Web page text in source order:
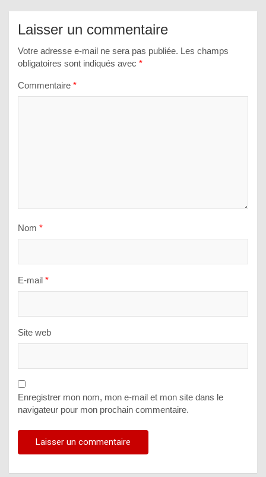
Laisser un commentaire
Votre adresse e-mail ne sera pas publiée. Les champs
obligatoires sont indiqués avec *
Commentaire *
Nom *
E-mail *
Site web
Enregistrer mon nom, mon e-mail et mon site dans le
navigateur pour mon prochain commentaire.